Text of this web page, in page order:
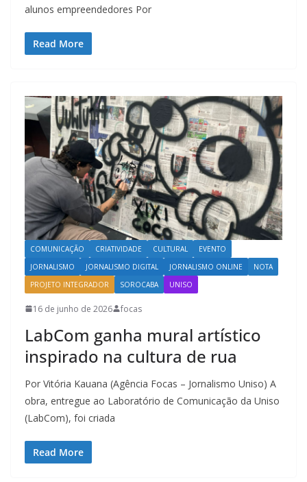
alunos empreendedores Por
Read More
COMUNICAÇÃO CRIATIVIDADE CULTURAL
EVENTO
JORNALISMO
JORNALISMO DIGITAL JORNALISMO ONLINE
NOTA
PROJETO INTEGRADOR
SOROCABA UNISO
16 de junho de 2026 focas
LabCom ganha mural artístico
inspirado na cultura de rua
Por Vitória Kauana (Agência Focas – Jornalismo Uniso) A
obra, entregue ao Laboratório de Comunicação da Uniso
(LabCom), foi criada
Read More